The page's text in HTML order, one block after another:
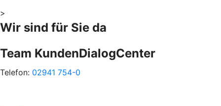
>
Wir sind für Sie da
Team KundenDialogCenter
Telefon: 02941 754-0